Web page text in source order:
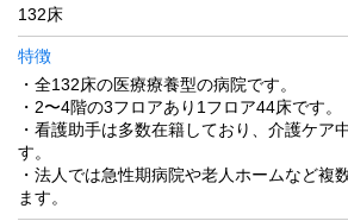
132床
特徴
・全132床の医療療養型の病院です。
・2〜4階の3フロアあり1フロア44床です。
・看護助手は多数在籍しており、介護ケア
す。
・法人では急性期病院や老人ホームなど複
ます。